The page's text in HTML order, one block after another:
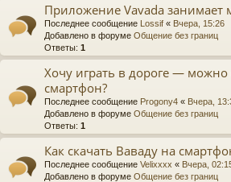
Приложение Vavada занимает
Последнее сообщение Lossif « Вчера, 15:26
Добавлено в форуме Общение без границ
Ответы: 1
Хочу играть в дороге — можно
смартфон?
Последнее сообщение Progony4 « Вчера,
Добавлено в форуме Общение без границ
Ответы: 1
Как скачать Ваваду на
Последнее сообщение Velixxxx « Вчера,
Добавлено в форуме Общение без границ